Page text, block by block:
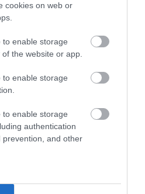
cookies on web or
to enable storage
the website or app.
to enable storage
to enable storage
authentication
and other